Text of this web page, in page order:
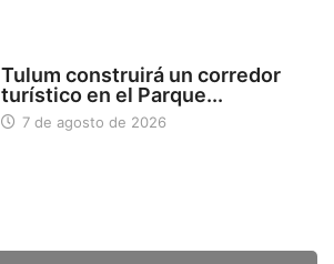
Tulum construirá un corredor
turístico en el Parque...
7 de agosto de 2026